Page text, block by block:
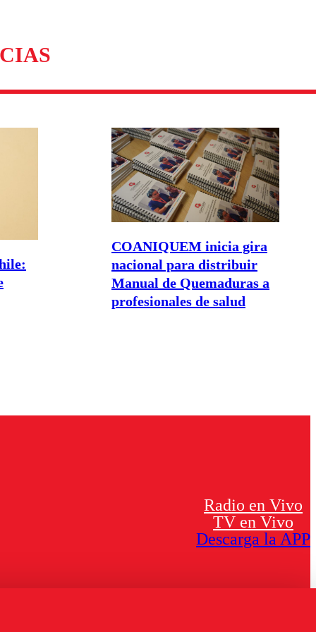
COANIQUEM inicia gira
nacional para distribuir
Manual de Quemaduras a
profesionales de salud
Radio en Vivo
TV en Vivo
Descarga la APP